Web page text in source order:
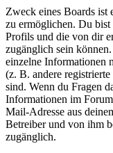
Zweck eines Boards ist
zu ermöglichen. Du bist
Profils und die von dir
zugänglich sein
einzelne Informationen
(z. B. andere
sind. Wenn du Fragen
Informationen im
Mail-Adresse aus
Betreiber und von ihm
zugänglich.